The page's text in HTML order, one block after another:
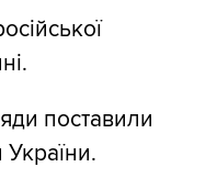
поставили
України.